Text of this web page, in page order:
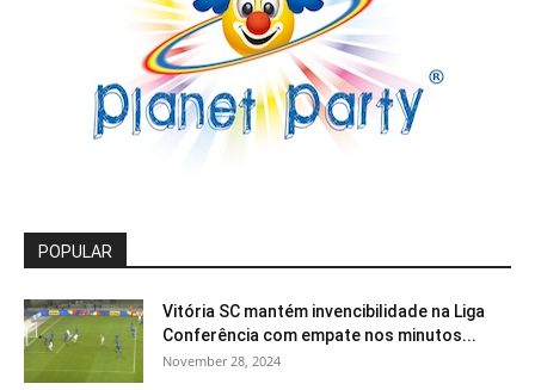
POPULAR
Vitória SC mantém invencibilidade na Liga
Conferência com empate nos minutos...
November 28, 2024